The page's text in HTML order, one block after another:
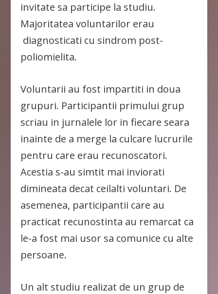
invitate sa participe la studiu.
Majoritatea voluntarilor erau
diagnosticati cu sindrom post-
poliomielita.
Voluntarii au fost impartiti in doua
grupuri. Participantii primului grup
scriau in jurnalele lor in fiecare seara
inainte de a merge la culcare lucrurile
pentru care erau recunoscatori.
Acestia s-au simtit mai inviorati
dimineata decat ceilalti voluntari. De
asemenea, participantii care au
practicat recunostinta au remarcat ca
le-a fost mai usor sa comunice cu alte
persoane.
Un alt studiu realizat de un grup de